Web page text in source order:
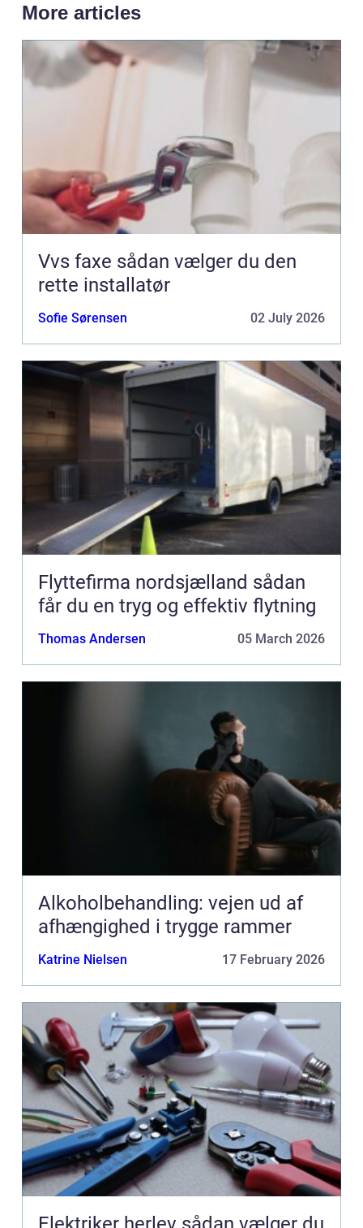
More articles
Vvs faxe sådan vælger du den
rette installatør
Sofie Sørensen 02 July 2026
Flyttefirma nordsjælland sådan
får du en tryg og effektiv flytning
Thomas Andersen 05 March 2026
Alkoholbehandling: vejen ud af
afhængighed i trygge rammer
Katrine Nielsen 17 February 2026